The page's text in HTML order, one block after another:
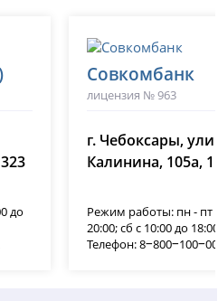
до
Совкомбанк
лицензия № 963
г. Чебоксары,
Калинина, 105а,
Режим работы: пн - пт
20:00; сб с 10:00 до
Телефон: